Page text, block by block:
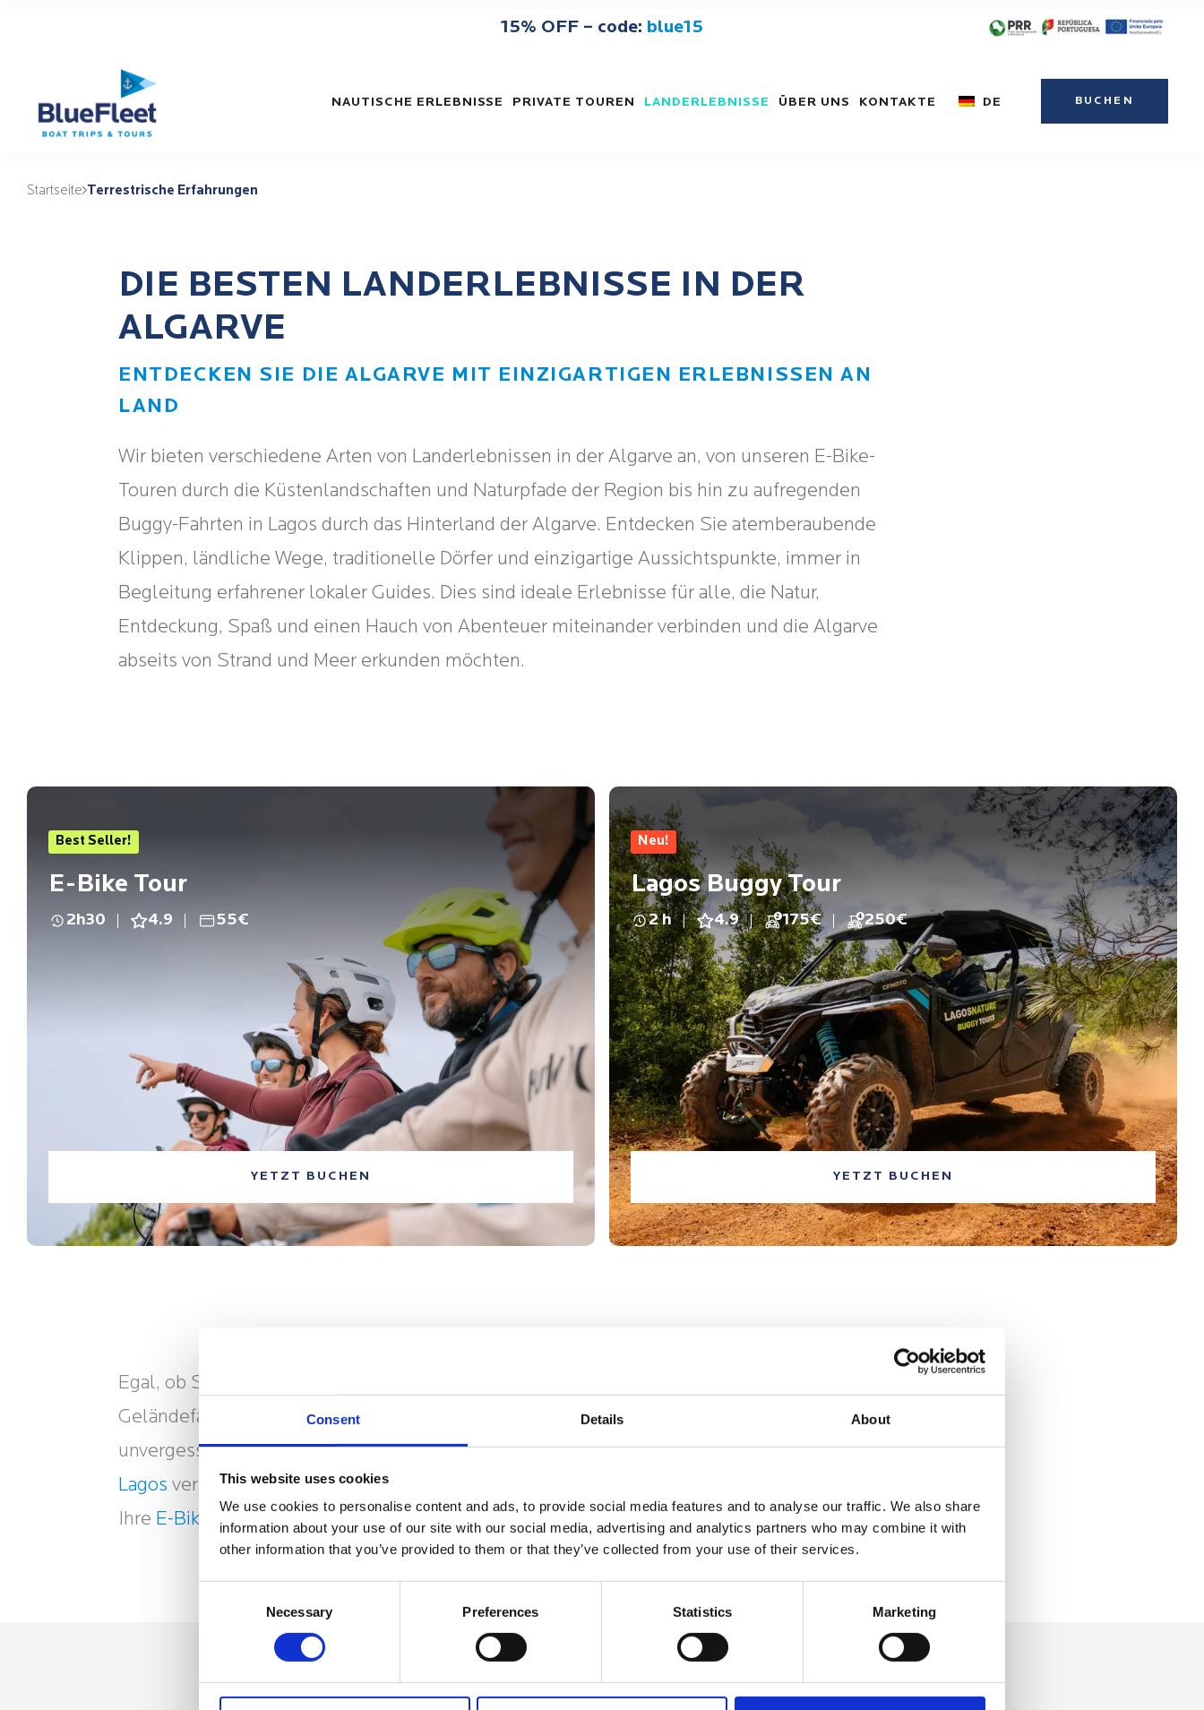
Consent Details About
This website uses cookies
We use cookies to personalise content and ads, to provide social media features and to analyse our traffic. We also share
information about your use of our site with our social media, advertising and analytics partners who may combine it with
other information that you’ve provided to them or that they’ve collected from your use of their services.
Necessary Preferences Statistics Marketing
15% OFF – code: blue15
NAUTISCHE ERLEBNISSE PRIVATE TOUREN LANDERLEBNISSE ÜBER UNS KONTAKTE DE BUCHEN
Startseite Terrestrische Erfahrungen
DIE BESTEN LANDERLEBNISSE IN DER
ALGARVE
ENTDECKEN SIE DIE ALGARVE MIT EINZIGARTIGEN ERLEBNISSEN AN
LAND
Wir bieten verschiedene Arten von Landerlebnissen in der Algarve an, von unseren E-Bike-
Touren durch die Küstenlandschaften und Naturpfade der Region bis hin zu aufregenden
Buggy-Fahrten in Lagos durch das Hinterland der Algarve. Entdecken Sie atemberaubende
Klippen, ländliche Wege, traditionelle Dörfer und einzigartige Aussichtspunkte, immer in
Begleitung erfahrener lokaler Guides. Dies sind ideale Erlebnisse für alle, die Natur,
Entdeckung, Spaß und einen Hauch von Abenteuer miteinander verbinden und die Algarve
abseits von Strand und Meer erkunden möchten.
Best Seller!
E-Bike Tour
2h30 4.9 55€
YETZT BUCHEN
Neu!
Lagos Buggy Tour
2 h 4.9 2 175€ 4 250€
YETZT BUCHEN
Egal, ob Sie sich für die Freiheit auf zwei Rädern oder für das Adrenalin unserer
Geländefahrzeuge entscheiden. Jedes dieser Landerlebnisse in der Algarve garantiert
unvergessliche Momente. Sie können diese Abenteuer mit unserenprivaten Bootstouren in
Lagos verbinden und so die perfekte Route zwischen Land und Meer gestalten. Buchen Sie
Ihre E-Bike-Tourenoder Ihre Buggy-Tourenund sichern Sie sich Ihren Platz!